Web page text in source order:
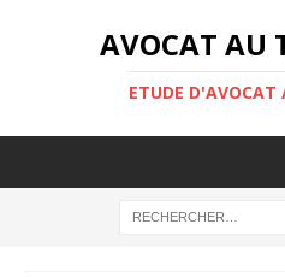
AVOCAT AU
ETUDE D'AVOCAT